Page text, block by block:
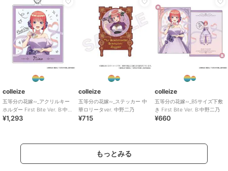
colleize
五等分の花嫁∽_アクリルキー
ホルダー First Bite Ver. B:中野
二乃
¥1,293
colleize
五等分の花嫁∽_ステッカー 中
華ロリータver. 中野二乃
¥715
colleize
五等分の花嫁∽_B5サイズ下敷
き First Bite Ver. B:中野二乃
¥660
もっとみる